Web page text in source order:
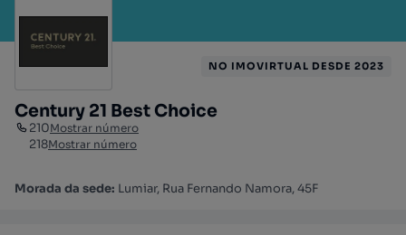
Century 21 Best Choice
210Mostrar número
218Mostrar número
Morada da sede: Lumiar, Rua Fernando Namora, 45F
NO IMOVIRTUAL DESDE 2023